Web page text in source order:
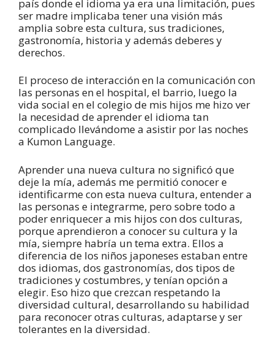
país donde el idioma ya era una limitación, pues
ser madre implicaba tener una visión más
amplia sobre esta cultura, sus tradiciones,
gastronomía, historia y además deberes y
derechos.
El proceso de interacción en la comunicación con
las personas en el hospital, el barrio, luego la
vida social en el colegio de mis hijos me hizo ver
la necesidad de aprender el idioma tan
complicado llevándome a asistir por las noches
a Kumon Language.
Aprender una nueva cultura no significó que
deje la mía, además me permitió conocer e
identificarme con esta nueva cultura, entender a
las personas e integrarme, pero sobre todo a
poder enriquecer a mis hijos con dos culturas,
porque aprendieron a conocer su cultura y la
mía, siempre habría un tema extra. Ellos a
diferencia de los niños japoneses estaban entre
dos idiomas, dos gastronomías, dos tipos de
tradiciones y costumbres, y tenían opción a
elegir. Eso hizo que crezcan respetando la
diversidad cultural, desarrollando su habilidad
para reconocer otras culturas, adaptarse y ser
tolerantes en la diversidad.